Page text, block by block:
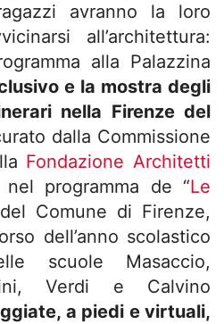
avranno la loro
all’architettura:
alla Palazzina
e la mostra degli
nella Firenze del
dalla Commissione
Fondazione Architetti
programma de “Le
Comune di Firenze,
dell’anno scolastico
scuole Masaccio,
Verdi e Calvino
a piedi e virtuali,